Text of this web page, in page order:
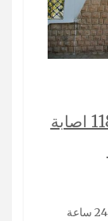
مدنين: تسجيل 4 حالات وفاة و118 اصابة